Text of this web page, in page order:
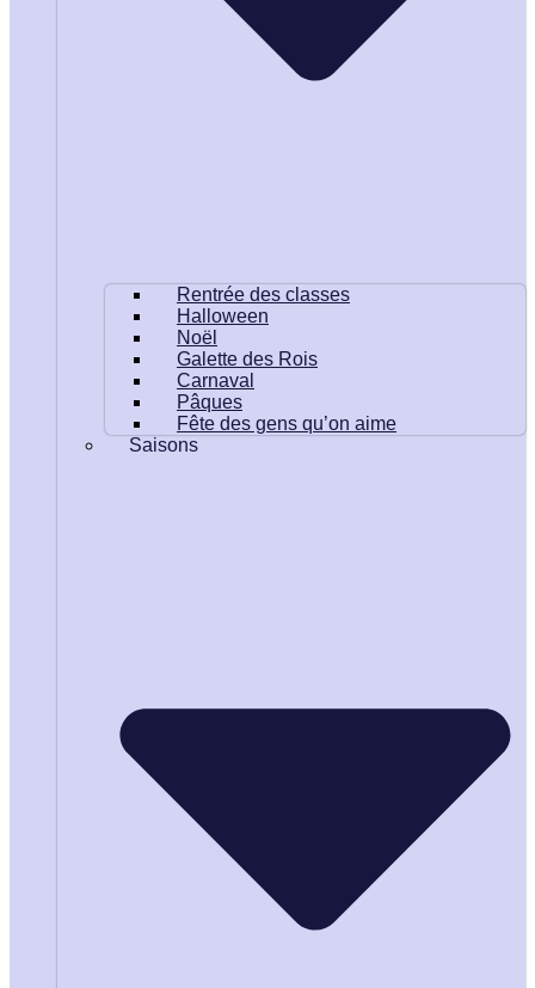
Rentrée des classes
Halloween
Noël
Galette des Rois
Carnaval
Pâques
Fête des gens qu’on aime
Saisons